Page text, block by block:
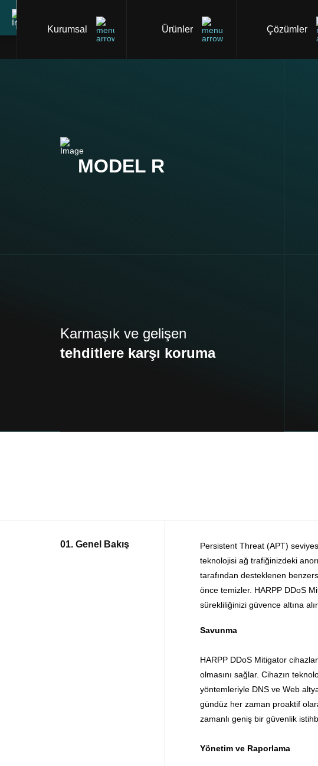
Kurumsal Ürünler Çözümler
MODEL R
Karmaşık ve gelişen
tehditlere karşı koruma
01. Genel Bakış
Persistent Threat (APT)
teknolojisi ağ trafiğinizdeki
tarafından desteklenen
önce temizler. HARPP DDoS
sürekliliğinizi güvence altına alır.
Savunma
HARPP DDoS Mitigator
olmasını sağlar. Cihazın
yöntemleriyle DNS ve Web
gündüz her zaman proaktif
zamanlı geniş bir güvenlik
Yönetim ve Raporlama